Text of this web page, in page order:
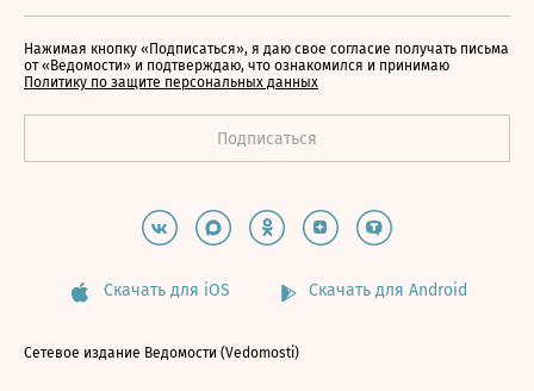
Нажимая кнопку «Подписаться», я даю свое согласие получать письма
от «Ведомости» и подтверждаю, что ознакомился и принимаю
Политику по защите персональных данных
Скачать для iOS Скачать для Android
Сетевое издание Ведомости (Vedomosti)